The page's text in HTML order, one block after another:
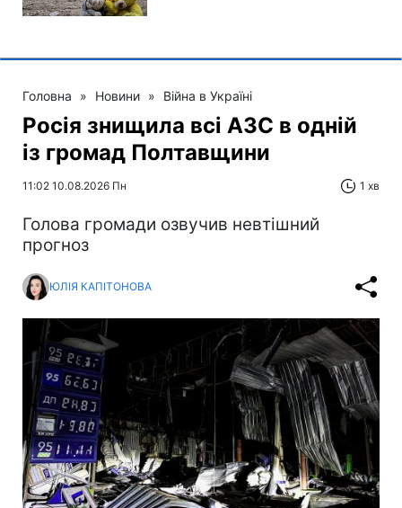
Головна » Новини » Війна в Україні
Росія знищила всі АЗС в одній
із громад Полтавщини
11:02 10.08.2026 Пн 1 хв
Голова громади озвучив невтішний
прогноз
ЮЛІЯ КАПІТОНОВА